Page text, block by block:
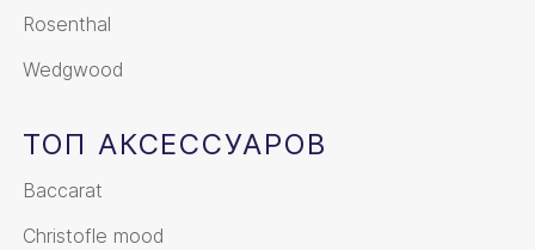
Rosenthal
Wedgwood
ТОП АКСЕССУАРОВ
Baccarat
Christofle mood